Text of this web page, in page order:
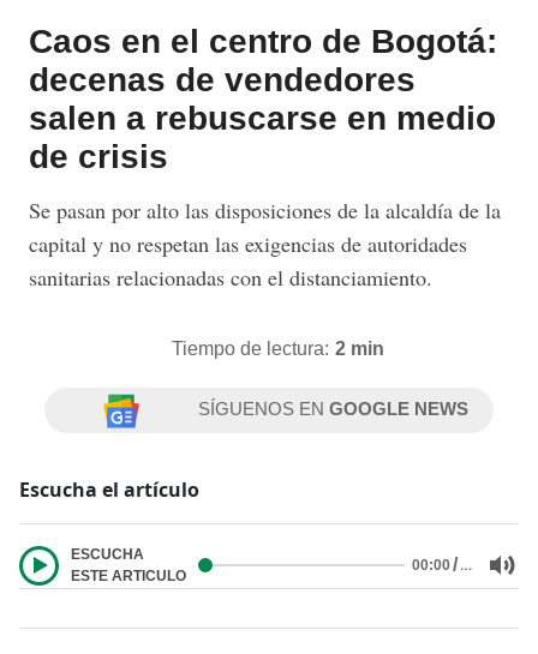
Caos en el centro de Bogotá:
decenas de vendedores
salen a rebuscarse en medio
de crisis
Se pasan por alto las disposiciones de la alcaldía de la
capital y no respetan las exigencias de autoridades
sanitarias relacionadas con el distanciamiento.
Tiempo de lectura: 2 min
SÍGUENOS ENGOOGLE NEWS
Escucha el artículo
ESCUCHA
ESTE ARTICULO
00:00/…